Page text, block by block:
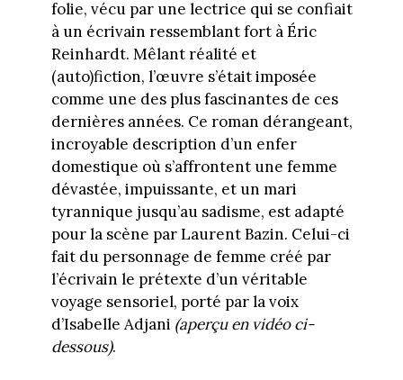
folie, vécu par une lectrice qui se confiait
à un écrivain ressemblant fort à Éric
Reinhardt. Mêlant réalité et
(auto)fiction, l’œuvre s’était imposée
comme une des plus fascinantes de ces
dernières années. Ce roman dérangeant,
incroyable description d’un enfer
domestique où s’affrontent une femme
dévastée, impuissante, et un mari
tyrannique jusqu’au sadisme, est adapté
pour la scène par Laurent Bazin. Celui-ci
fait du personnage de femme créé par
l’écrivain le prétexte d’un véritable
voyage sensoriel, porté par la voix
d’Isabelle Adjani (aperçu en vidéo ci-
dessous).